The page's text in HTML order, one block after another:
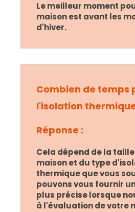
Le meilleur moment
maison est avant les
d'hiver.
Combien de temps
l'isolation
Réponse :
Cela dépend de la
maison et du type
thermique que vous
pouvons vous fournir
plus précise lorsque
à l'évaluation de votre